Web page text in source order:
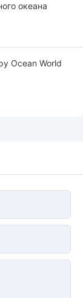
океана
Ocean World